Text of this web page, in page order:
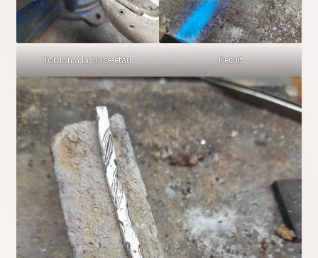
Torsion a la pince-étau Recuit